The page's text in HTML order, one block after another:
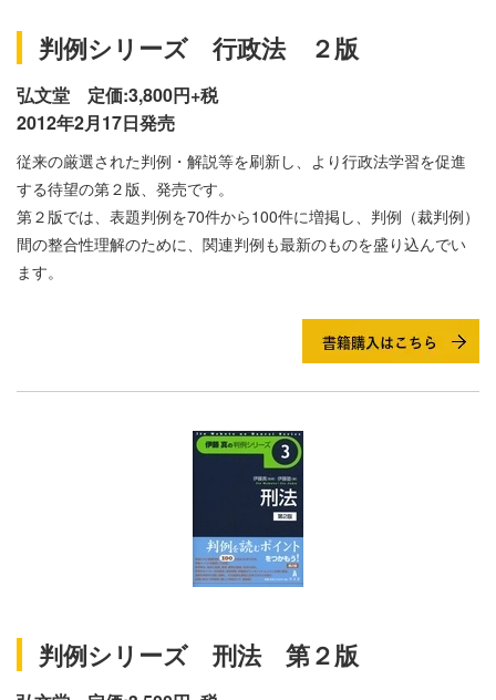
判例シリーズ 行政法 ２版
弘文堂 定価:3,800円+税
2012年2月17日発売
従来の厳選された判例・解説等を刷新し、より行政法学習を促進
する待望の第２版、発売です。
第２版では、表題判例を70件から100件に増掲し、判例（裁判例）
間の整合性理解のために、関連判例も最新のものを盛り込んでい
ます。
判例シリーズ 刑法 第２版